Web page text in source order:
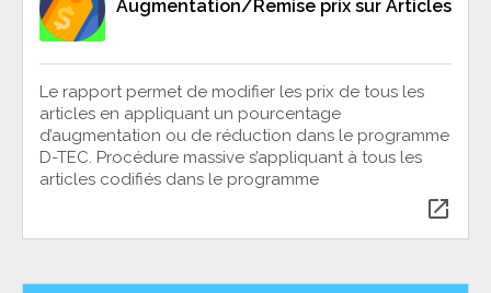
Augmentation/Remise prix sur Articles
Le rapport permet de modifier les prix de tous les
articles en appliquant un pourcentage
d’augmentation ou de réduction dans le programme
D-TEC. Procédure massive s’appliquant à tous les
articles codifiés dans le programme
open_in_new